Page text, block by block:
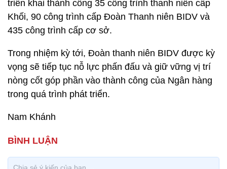
triển khai thành công 35 công trình thanh niên cấp
Khối, 90 công trình cấp Đoàn Thanh niên BIDV và
435 công trình cấp cơ sở.
Trong nhiệm kỳ tới, Đoàn thanh niên BIDV được kỳ
vọng sẽ tiếp tục nỗ lực phấn đấu và giữ vững vị trí
nòng cốt góp phần vào thành công của Ngân hàng
trong quá trình phát triển.
Nam Khánh